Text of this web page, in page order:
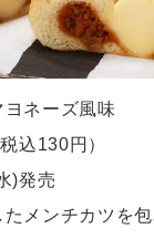
ヨネーズ風味
込130円）
)発売
メンチカツを